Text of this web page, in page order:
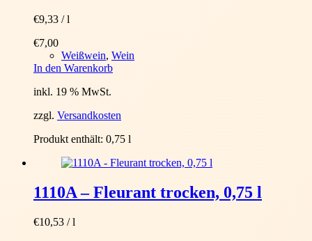
€9,33 /l
€7,00
Weißwein, Wein
In den Warenkorb
inkl. 19 % MwSt.
zzgl. Versandkosten
Produkt enthält: 0,75 l
1110A – Fleurant trocken, 0,75 l
€10,53 /l